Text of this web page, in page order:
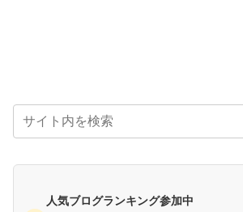
人気ブログランキング参加中